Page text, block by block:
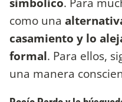
como una
casamiento y lo
formal. Para ellos,
una manera